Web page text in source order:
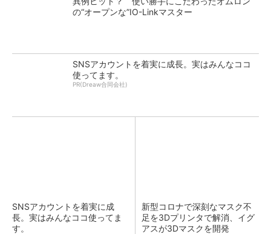
の“オープンな”IO-Linkマスター
SNSアカウントを着実に成長。実はみんなココ
使ってます。
PR(Dreaw合同会社)
SNSアカウントを着実に成
長。実はみんなココ使ってま
す。
新型コロナで深刻なマスク不
足を3Dプリンタで解消、イグ
アスが3Dマスクを開発